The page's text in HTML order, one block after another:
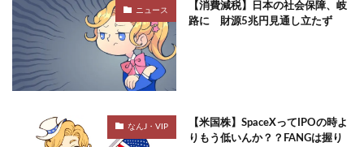
ニュース
【消費減税】日本の社会保障、岐
路に 財源5兆円見通し立たず
なんJ・VIP
【米国株】SpaceXってIPOの時よ
りもう低いんか？？FANGは握り